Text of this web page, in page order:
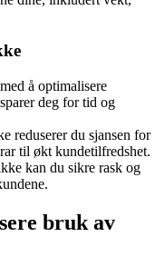
å optimalisere
deg for tid og
reduserer du sjansen for
til økt kundetilfredshet.
kan du sikre rask og
bruk av